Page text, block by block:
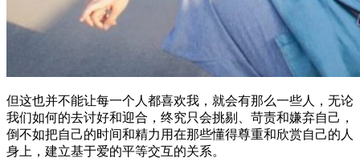
但这也并不能让每一个人都喜欢我，就会有那么一些人，无论
我们如何的去讨好和迎合，终究只会挑剔、苛责和嫌弃自己，
倒不如把自己的时间和精力用在那些懂得尊重和欣赏自己的人
身上，建立基于爱的平等交互的关系。